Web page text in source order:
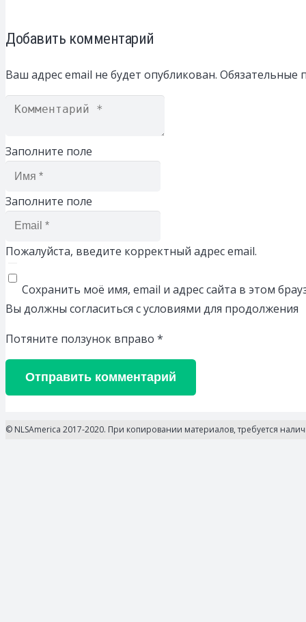
Добавить комментарий
Ваш адрес email не будет опубликован. Обязательные
Заполните поле
Заполните поле
Пожалуйста, введите корректный адрес email.
Сохранить моё имя, email и адрес сайта в этом
Вы должны согласиться с условиями для продолжения
Потяните ползунок вправо *
Отправить комментарий
© NLSAmerica 2017-2020. При копировании материалов, требуется